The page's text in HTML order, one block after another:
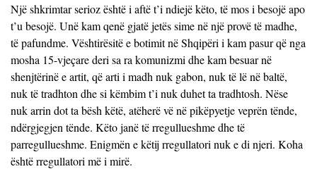
Një shkrimtar serioz është i aftë t’i ndiejë këto, të mos i besojë apo
t’u besojë. Unë kam qenë gjatë jetës sime në një provë të madhe,
të pafundme. Vështirësitë e botimit në Shqipëri i kam pasur që nga
mosha 15-vjeçare deri sa ra komunizmi dhe kam besuar në
shenjtërinë e artit, që arti i madh nuk gabon, nuk të lë në baltë,
nuk të tradhton dhe si këmbim t’i nuk duhet ta tradhtosh. Nëse
nuk arrin dot ta bësh këtë, atëherë vë në pikëpyetje veprën tënde,
ndërgjegjen tënde. Këto janë të rregullueshme dhe të
parregullueshme. Enigmën e këtij rregullatori nuk e di njeri. Koha
është rregullatori më i mirë.